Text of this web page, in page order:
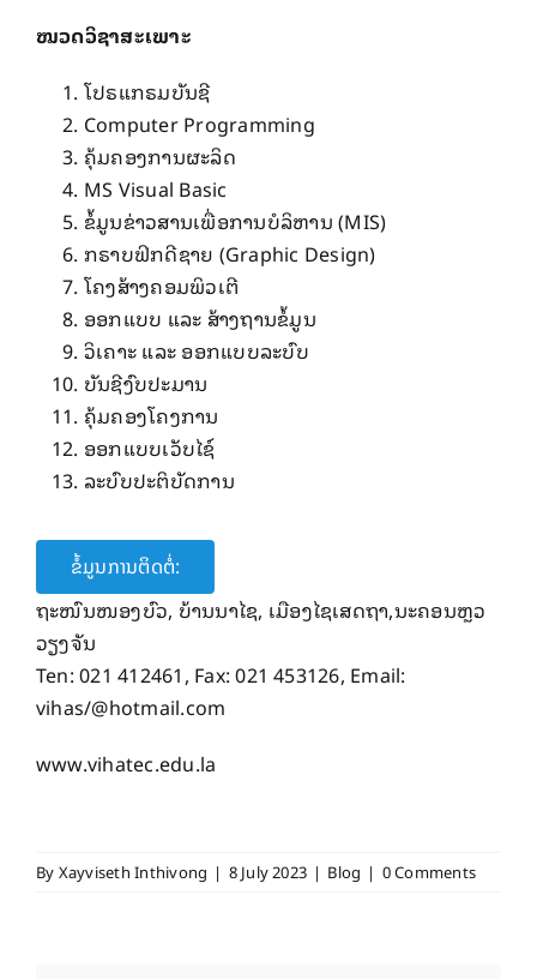
ໝວດວິຊາ​ສະ​ເພາະ
​ໂປຣແກຣມບັນຊີ
Computer Programming
ຄຸ້ມ​ຄອງ​ການ​ຜະລິດ
MS Visual Basic
ຂໍ້​ມູນ​ຂ່າວສານ​​ເພື່ອ​ການ​ບໍລິຫານ (MIS)
ກຣາບຟິກດີ​ຊາຍ (Graphic Design)
​ໂຄງ​ສ້າງ​ຄອມ​ພິວ​ເຕີ
ອອກ​ແບບ ​ແລະ ສ້າງ​ຖານ​ຂໍ້​ມູນ
ວິ​ເຄາະ ​ແລະ ອອກ​ແບບ​ລະບົບ
ບັນຊີ​ງົບປະມານ
ຄຸ້ມ​ຄອງ​ໂຄງການ
ອອກ​ແບບ​ເວັບ​ໄຊ໌
ລະບົບ​ປະຕິບັດ​ການ
ຂໍ້ມູນການຕິດຕໍ່:
ຖະໜົນໜອງບົວ, ບ້ານນາໄຊ, ເມືອງໄຊເສດຖາ,ນະຄອນຫຼວ
ວຽງຈັນ
Ten: 021 412461, Fax: 021 453126, Email:
vihas/@hotmail.com
www.vihatec.edu.la
ByXayviseth Inthivong | 8 July 2023 | Blog | 0 Comments